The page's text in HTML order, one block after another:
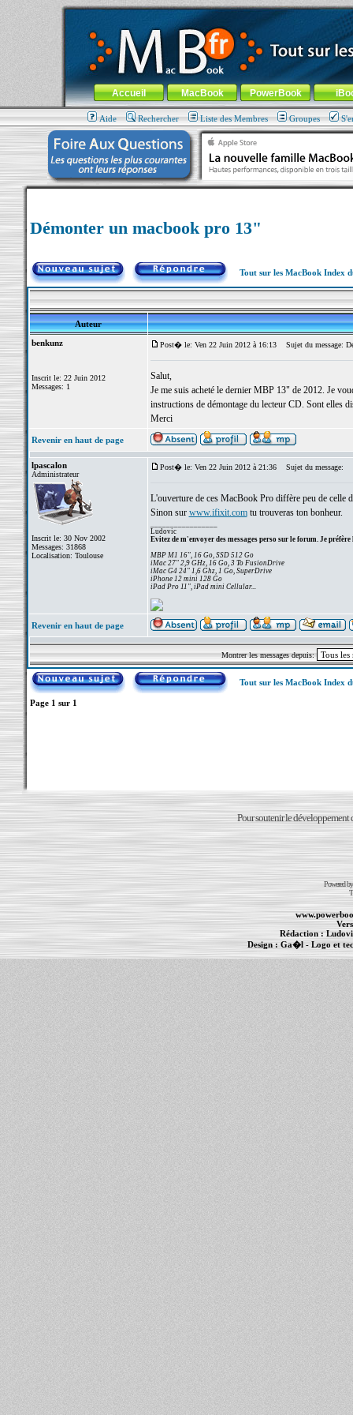
MacBook-fr.com : 100% Apple... 100% nomade !
Aller au contenu-Aller au menu général-Aller au menu de
Menu général
Accueil MacBook PowerBook
Aide Rechercher Liste des Membres Groupes
Démonter un macbook pro 13"
Tout sur les MacBook Index
Auteur
benkunz
Inscrit le: 22 Juin 2012
Messages: 1
Post� le: Ven 22 Juin 2012 à 16:13 Sujet du message:
Salut,
Je me suis acheté le dernier MBP 13" de 2012. Je
instructions de démontage du lecteur CD. Sont elles
Merci
Revenir en haut de page
lpascalon
Administrateur
Inscrit le: 30 Nov 2002
Messages: 31868
Localisation: Toulouse
Post� le: Ven 22 Juin 2012 à 21:36 Sujet du message:
L'ouverture de ces MacBook Pro diffère peu de celle
Sinon sur www.ifixit.comtu trouveras ton bonheur.
Ludovic
Evitez de m'envoyer des messages perso sur le forum. Je préfère
MBP M1 16", 16 Go, SSD 512 Go
iMac 27" 2,9 GHz, 16 Go, 3 To FusionDrive
iMac G4 24" 1,6 Ghz, 1 Go, SuperDrive
iPhone 12 mini 128 Go
iPad Pro 11", iPad mini Cellular...
Revenir en haut de page
Montrer les messages depuis:
Tout sur les MacBook Index
Page 1 sur 1
Pour soutenir le développement
Powered
Rédaction :
Design : Ga�l - Logo et
MacBook Pro-